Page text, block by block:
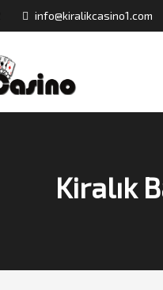
info@kiralikcasino1.com
Kiralık